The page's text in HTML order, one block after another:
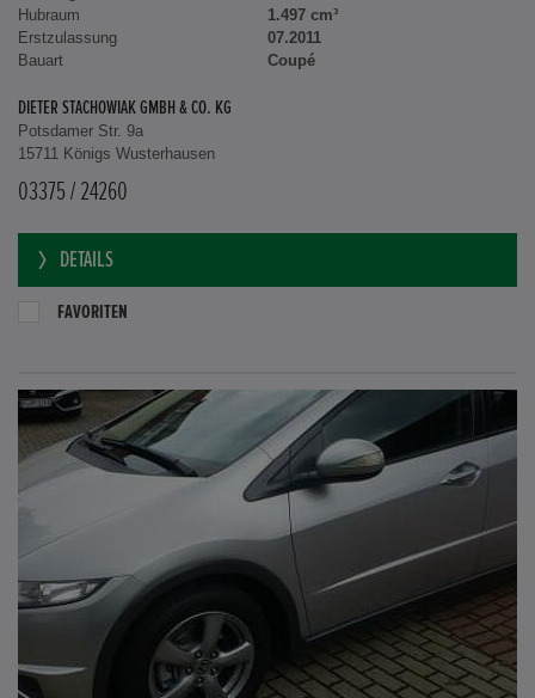
Hubraum
1.497 cm³
Erstzulassung
07.2011
Bauart
Coupé
DIETER STACHOWIAK GMBH & CO. KG
Potsdamer Str. 9a
15711 Königs Wusterhausen
03375 / 24260
DETAILS
FAVORITEN